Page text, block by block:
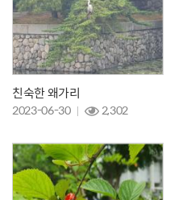
친숙한 왜가리
2023-06-30
2,302